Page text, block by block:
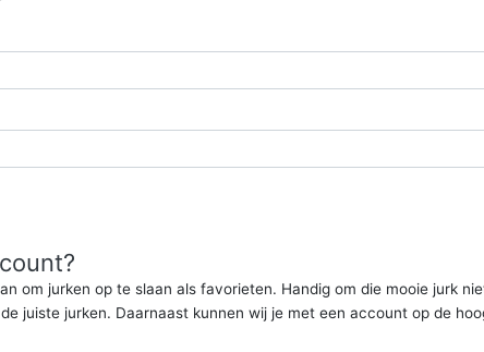
om jurken op te slaan als favorieten. Handig om die mooie jurk
juiste jurken. Daarnaast kunnen wij je met een account op de